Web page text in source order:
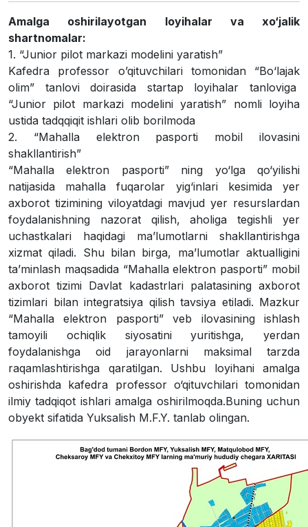
Amalga oshirilayotgan loyihalar va xo‘jalik
shartnomalar:
1. “Junior pilot markazi modelini yaratish”
Kafedra professor o’qituvchilari tomonidan “Bo‘lajak
olim” tanlovi doirasida startap loyihalar tanloviga
“Junior pilot markazi modelini yaratish” nomli loyiha
ustida tadqqiqit ishlari olib borilmoda
2. “Mahalla elektron pasporti mobil ilovasini
shakllantirish”
“Mahalla elektron pasporti”ning yo‘lga qo‘yilishi
natijasida mahalla fuqarolar yig‘inlari kesimida yer
axborot tizimining viloyatdagi mavjud yer resurslardan
foydalanishning nazorat qilish, aholiga tegishli yer
uchastkalari haqidagi ma’lumotlarni shakllantirishga
xizmat qiladi. Shu bilan birga, ma’lumotlar aktualligini
ta’minlash maqsadida “Mahalla elektron pasporti” mobil
axborot tizimi Davlat kadastrlari palatasining axborot
tizimlari bilan integratsiya qilish tavsiya etiladi. Mazkur
“Mahalla elektron pasporti”veb ilovasining ishlash
tamoyili ochiqlik siyosatini yuritishga, yerdan
foydalanishga oid jarayonlarni maksimal tarzda
raqamlashtirishga qaratilgan. Ushbu loyihani amalga
oshirishda kafedra professor o‘qituvchilari tomonidan
ilmiy tadqiqot ishlari amalga oshirilmoqda.Buning uchun
obyekt sifatida Yuksalish M.F.Y. tanlab olingan.